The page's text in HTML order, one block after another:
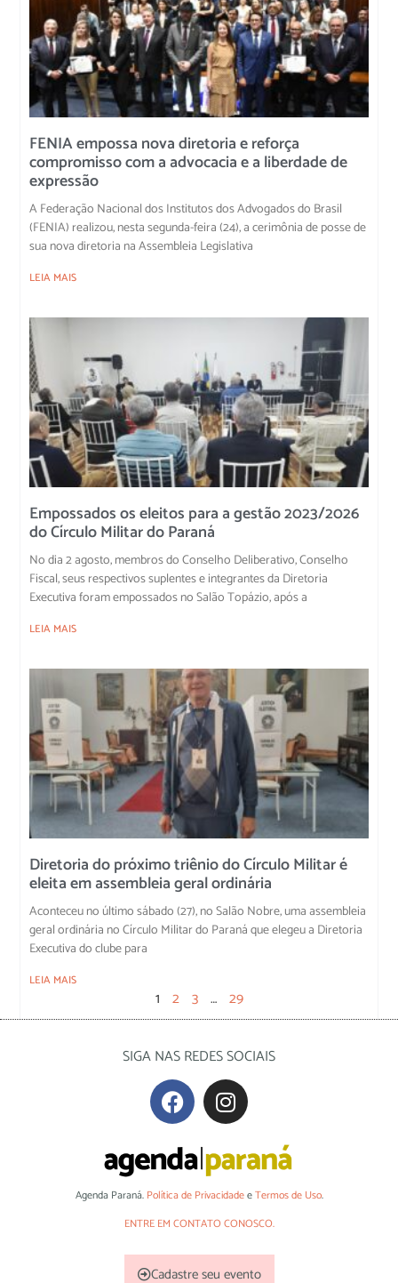
FENIA empossa nova diretoria e reforça
compromisso com a advocacia e a liberdade de
expressão
A Federação Nacional dos Institutos dos Advogados do Brasil
(FENIA) realizou, nesta segunda-feira (24), a cerimônia de posse de
sua nova diretoria na Assembleia Legislativa
LEIA MAIS
Empossados os eleitos para a gestão 2023/2026
do Círculo Militar do Paraná
No dia 2 agosto, membros do Conselho Deliberativo, Conselho
Fiscal, seus respectivos suplentes e integrantes da Diretoria
Executiva foram empossados no Salão Topázio, após a
LEIA MAIS
Diretoria do próximo triênio do Círculo Militar é
eleita em assembleia geral ordinária
Aconteceu no último sábado (27), no Salão Nobre, uma assembleia
geral ordinária no Círculo Militar do Paraná que elegeu a Diretoria
Executiva do clube para
LEIA MAIS
1 2 3 … 29
SIGA NAS REDES SOCIAIS
Agenda Paraná. Política de PrivacidadeeTermos de Uso.
ENTRE EM CONTATO CONOSCO.
Cadastre seu evento